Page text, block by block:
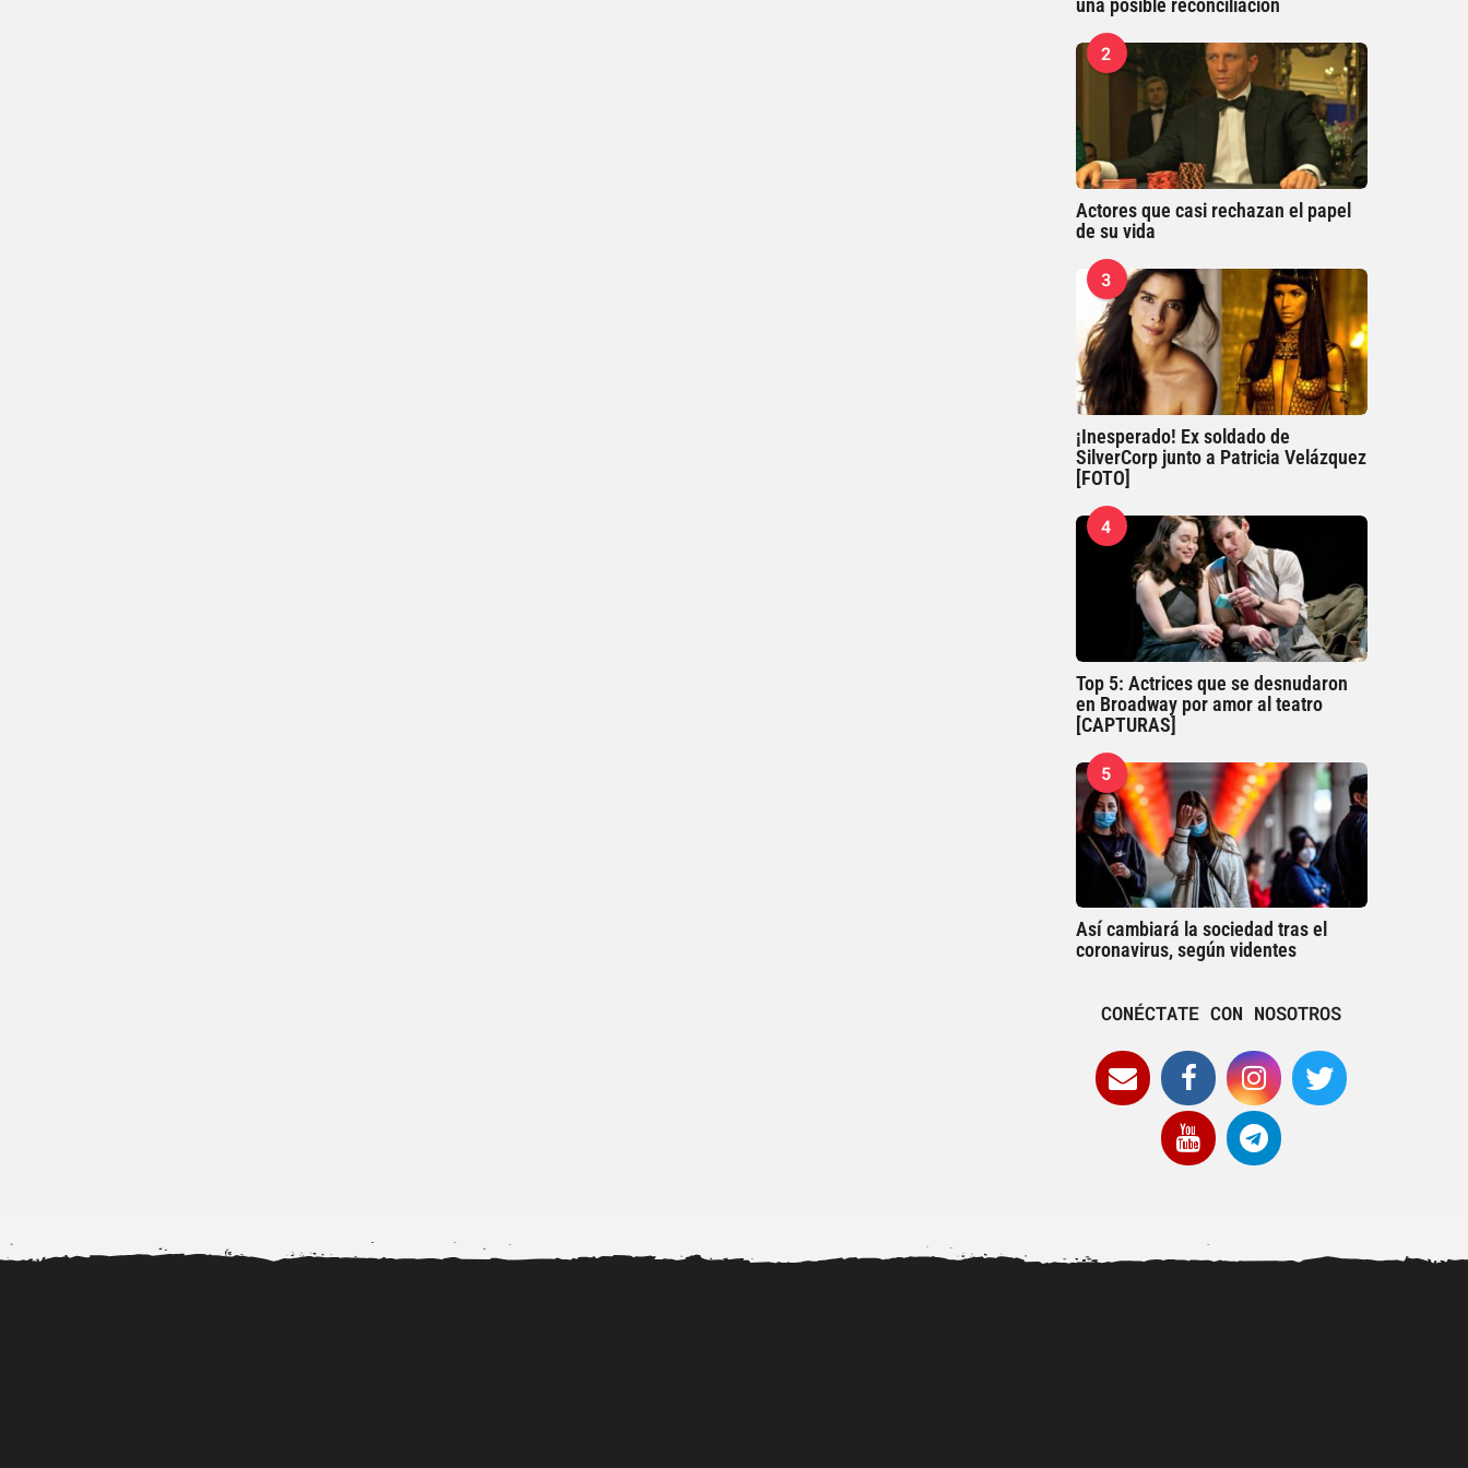
una posible reconciliación
2
Actores que casi rechazan el papel
de su vida
3
¡Inesperado! Ex soldado de
SilverCorp junto a Patricia Velázquez
[FOTO]
4
Top 5: Actrices que se desnudaron
en Broadway por amor al teatro
[CAPTURAS]
5
Así cambiará la sociedad tras el
coronavirus, según videntes
CONÉCTATE CON NOSOTROS